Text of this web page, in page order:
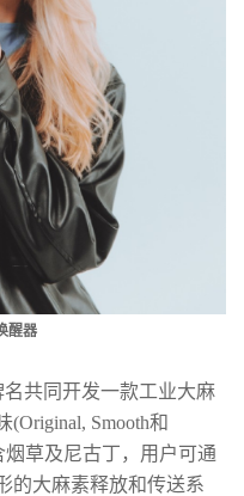
醒器
共同开发一款工业大麻
Smooth和
草及尼古丁，用户可通
的大麻素释放和传送系